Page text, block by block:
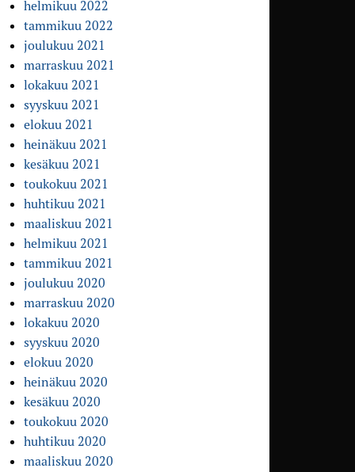
helmikuu 2022
tammikuu 2022
joulukuu 2021
marraskuu 2021
lokakuu 2021
syyskuu 2021
elokuu 2021
heinäkuu 2021
kesäkuu 2021
toukokuu 2021
huhtikuu 2021
maaliskuu 2021
helmikuu 2021
tammikuu 2021
joulukuu 2020
marraskuu 2020
lokakuu 2020
syyskuu 2020
elokuu 2020
heinäkuu 2020
kesäkuu 2020
toukokuu 2020
huhtikuu 2020
maaliskuu 2020